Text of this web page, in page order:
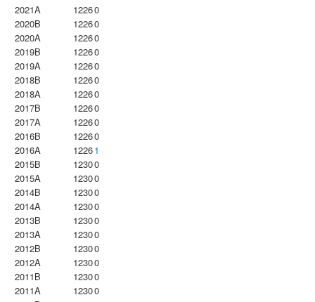
2021A
12260
2020B
12260
2020A
12260
2019B
12260
2019A
12260
2018B
12260
2018A
12260
2017B
12260
2017A
12260
2016B
12260
2016A
12261
2015B
12300
2015A
12300
2014B
12300
2014A
12300
2013B
12300
2013A
12300
2012B
12300
2012A
12300
2011B
12300
2011A
12300